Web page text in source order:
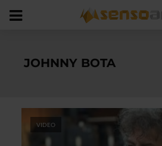
JOHNNY BOTA
VIDEO